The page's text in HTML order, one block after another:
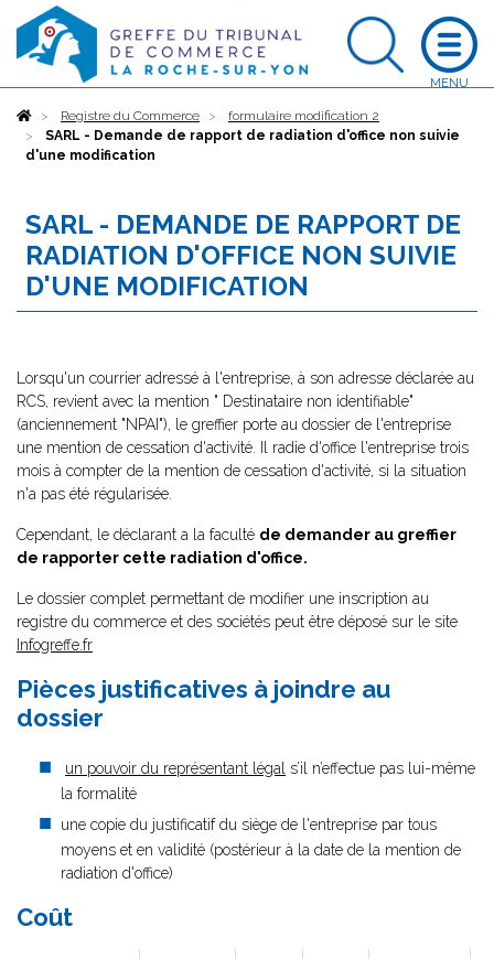
AccueilRegistre du Commerce
formulaire modification 2
SARL - Demande de rapport de radiation d'office non suivie
d'une modification
SARL - DEMANDE DE RAPPORT DE
RADIATION D'OFFICE NON SUIVIE
D'UNE MODIFICATION
Lorsqu'un courrier adressé à l'entreprise, à son adresse déclarée au
RCS, revient avec la mention " Destinataire non identifiable"
(anciennement "NPAI"), le greffier porte au dossier de l'entreprise
une mention de cessation d'activité. Il radie d'office l'entreprise trois
mois à compter de la mention de cessation d'activité, si la situation
n'a pas été régularisée.
Cependant, le déclarant a la faculté de demander au greffier
de rapporter cette radiation d'office.
Le dossier complet permettant de modifier une inscription au
registre du commerce et des sociétés peut être déposé sur le site
Infogreffe.fr
Pièces justificatives à joindre au
dossier
un pouvoir du représentant légal s’il n’effectue pas lui-même
la formalité
une copie du justificatif du siège de l'entreprise par tous
moyens et en validité (postérieur à la date de la mention de
radiation d'office)
Coût